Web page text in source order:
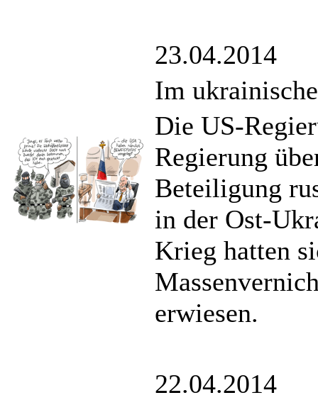
23.04.2014
Im
Die US-
Regierung
Beteiligung
in der Ost-
Krieg hatten
erwiesen.
22.04.2014